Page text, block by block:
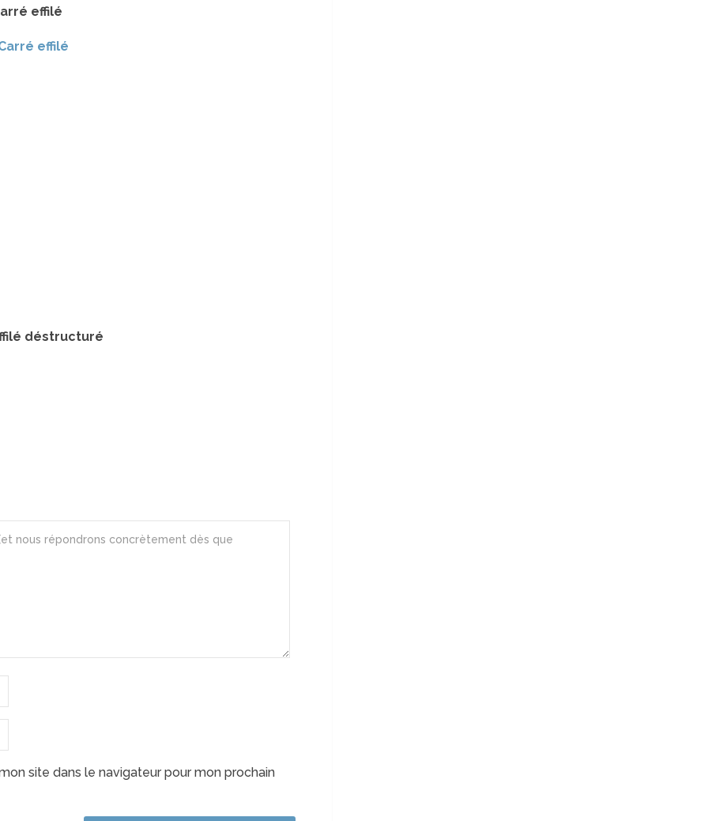
effilé
déstructuré
site dans le navigateur pour mon prochain